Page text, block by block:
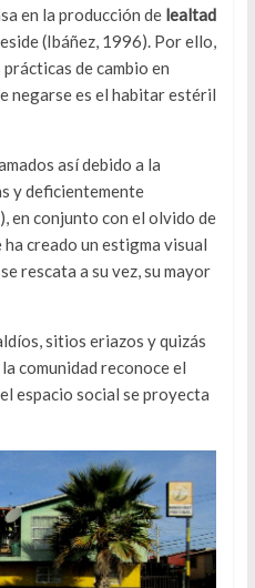
en la producción de lealtad
(Ibáñez, 1996). Por ello,
de cambio en
negarse es el habitar estéril
así debido a la
y deficientemente
en conjunto con el olvido de
ha creado un estigma visual
rescata a su vez, su mayor
sitios eriazos y quizás
comunidad reconoce el
espacio social se proyecta